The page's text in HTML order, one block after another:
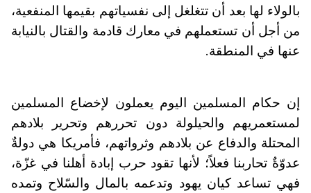
بالولاء لها بعد أن تتغلغل إلى نفسياتهم بقيمها المنفعية،
من أجل أن تستعملهم في معارك قادمة والقتال بالنيابة
عنها في المنطقة.
إن حكام المسلمين اليوم يعملون لإخضاع المسلمين
لمستعمريهم والحيلولة دون تحررهم وتحرير بلادهم
المحتلة والدفاع عن بلادهم وثرواتهم، فأمريكا هي دولةٌ
عدوّةٌ تحاربنا فعلاً؛ لأنها تقود حرب إبادة أهلنا في غزّة،
فهي تساعد كيان يهود وتدعمه بالمال والسّلاح وتمده